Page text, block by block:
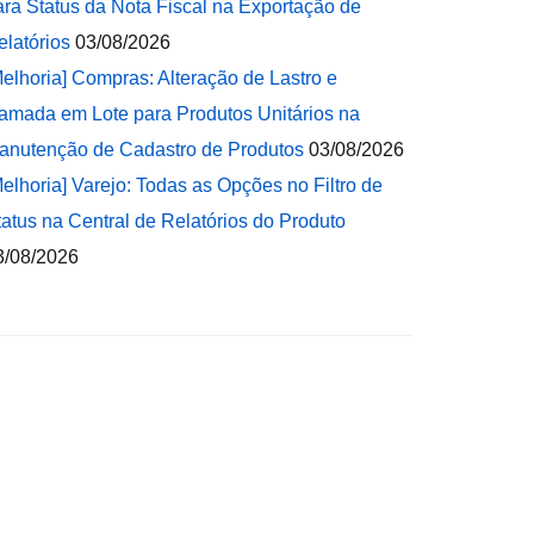
Status da Nota Fiscal na Exportação de
03/08/2026
Compras: Alteração de Lastro e
em Lote para Produtos Unitários na
de Cadastro de Produtos 03/08/2026
Varejo: Todas as Opções no Filtro de
na Central de Relatórios do Produto
08/2026